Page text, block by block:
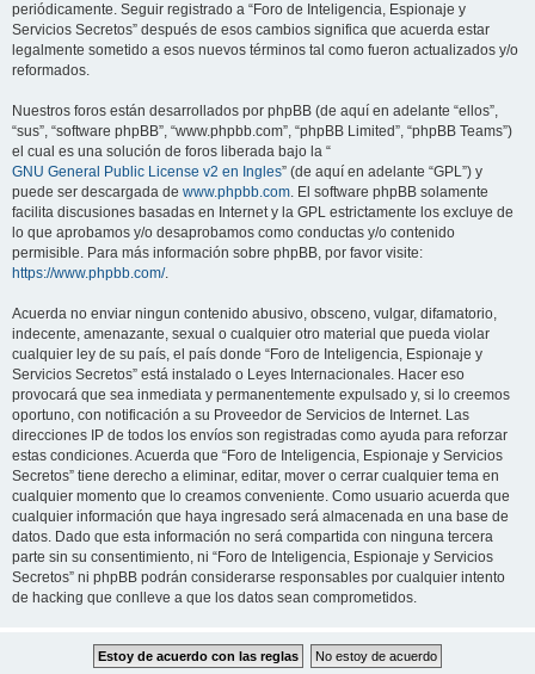
periódicamente. Seguir registrado a “Foro de Inteligencia, Espionaje y
Servicios Secretos” después de esos cambios significa que acuerda estar
legalmente sometido a esos nuevos términos tal como fueron actualizados y/o
reformados.
Nuestros foros están desarrollados por phpBB (de aquí en adelante “ellos”,
“sus”, “software phpBB”, “www.phpbb.com”, “phpBB Limited”, “phpBB Teams”)
el cual es una solución de foros liberada bajo la “
GNU General Public License v2 en Ingles” (de aquí en adelante “GPL”) y
puede ser descargada de www.phpbb.com. El software phpBB solamente
facilita discusiones basadas en Internet y la GPL estrictamente los excluye de
lo que aprobamos y/o desaprobamos como conductas y/o contenido
permisible. Para más información sobre phpBB, por favor visite:
https://www.phpbb.com/.
Acuerda no enviar ningun contenido abusivo, obsceno, vulgar, difamatorio,
indecente, amenazante, sexual o cualquier otro material que pueda violar
cualquier ley de su país, el país donde “Foro de Inteligencia, Espionaje y
Servicios Secretos” está instalado o Leyes Internacionales. Hacer eso
provocará que sea inmediata y permanentemente expulsado y, si lo creemos
oportuno, con notificación a su Proveedor de Servicios de Internet. Las
direcciones IP de todos los envíos son registradas como ayuda para reforzar
estas condiciones. Acuerda que “Foro de Inteligencia, Espionaje y Servicios
Secretos” tiene derecho a eliminar, editar, mover o cerrar cualquier tema en
cualquier momento que lo creamos conveniente. Como usuario acuerda que
cualquier información que haya ingresado será almacenada en una base de
datos. Dado que esta información no será compartida con ninguna tercera
parte sin su consentimiento, ni “Foro de Inteligencia, Espionaje y Servicios
Secretos” ni phpBB podrán considerarse responsables por cualquier intento
de hacking que conlleve a que los datos sean comprometidos.